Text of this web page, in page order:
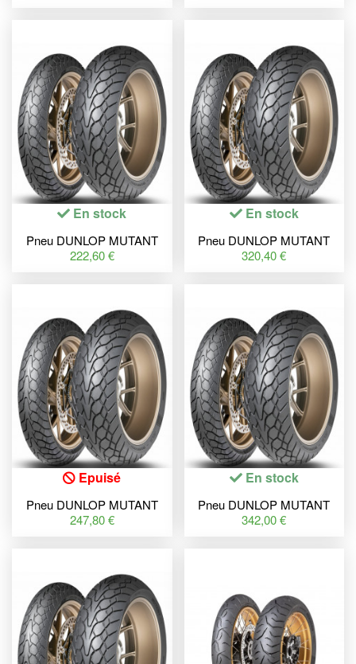
En stock
Pneu DUNLOP MUTANT
110/70 ZR 17 M/C (54W) TL
222,60 €
En stock
Pneu DUNLOP MUTANT
170/60 ZR 17 M/C (72W) TL
320,40 €
Epuisé
Pneu DUNLOP MUTANT
120/70 ZR 19 M/C 60W TL
247,80 €
En stock
Pneu DUNLOP MUTANT
180/55 ZR 17 M/C (73W) TL
342,00 €